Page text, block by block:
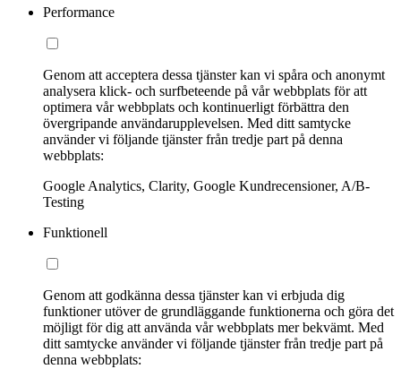
Performance
Genom att acceptera dessa tjänster kan vi spåra och anonymt
analysera klick- och surfbeteende på vår webbplats för att
optimera vår webbplats och kontinuerligt förbättra den
övergripande användarupplevelsen. Med ditt samtycke
använder vi följande tjänster från tredje part på denna
webbplats:
Google Analytics, Clarity, Google Kundrecensioner, A/B-
Testing
Funktionell
Genom att godkänna dessa tjänster kan vi erbjuda dig
funktioner utöver de grundläggande funktionerna och göra det
möjligt för dig att använda vår webbplats mer bekvämt. Med
ditt samtycke använder vi följande tjänster från tredje part på
denna webbplats: